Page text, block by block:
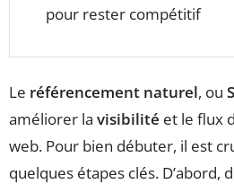
pour rester compétitif
Le référencement naturel, ou
améliorer la visibilité et le flux
web. Pour bien débuter, il est
quelques étapes clés. D’abord,